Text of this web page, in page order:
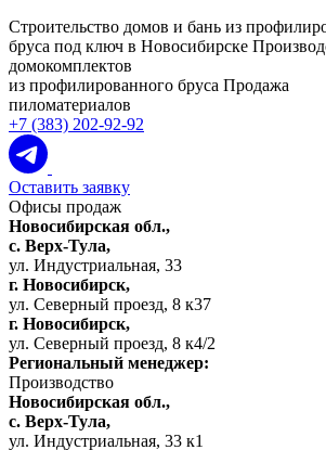
Строительство домов и бань из
бруса под ключ в Новосибирске
домокомплектов
из профилированного бруса Продажа
пиломатериалов
+7 (383) 202-92-92
Оставить заявку
Офисы продаж
Новосибирская обл.,
c. Верх-Тула,
ул. Индустриальная, 33
г. Новосибирск,
ул. Северный проезд, 8 к37
г. Новосибирск,
ул. Северный проезд, 8 к4/2
Региональный менеджер:
Производство
Новосибирская обл.,
c. Верх-Тула,
ул. Индустриальная, 33 к1